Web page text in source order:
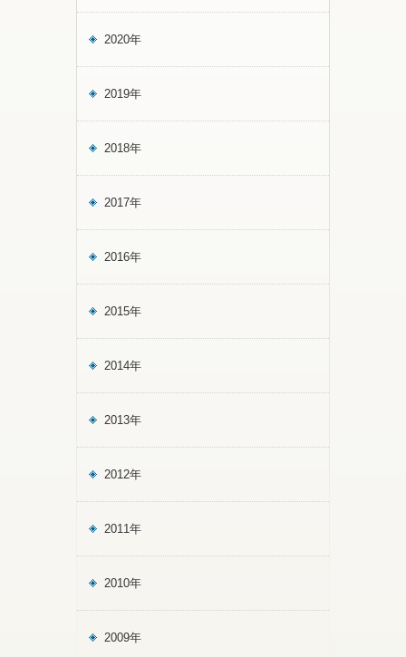
2020年
2019年
2018年
2017年
2016年
2015年
2014年
2013年
2012年
2011年
2010年
2009年